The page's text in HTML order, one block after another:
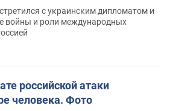
с украинским дипломатом и
войны и роли международных
российской атаки
человека. Фото